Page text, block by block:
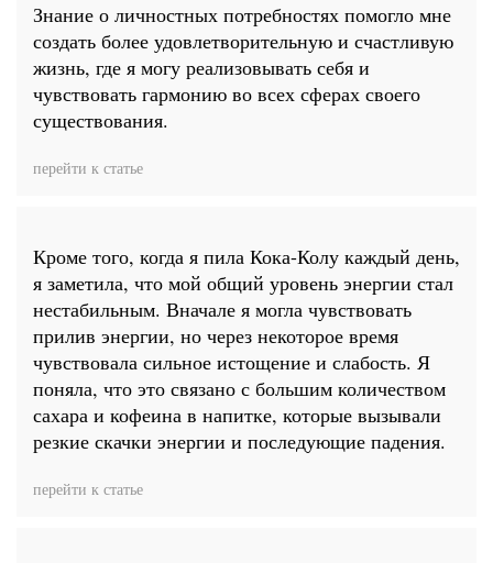
Знание о личностных потребностях помогло мне
создать более удовлетворительную и счастливую
жизнь, где я могу реализовывать себя и
чувствовать гармонию во всех сферах своего
существования.
перейти к статье
Кроме того, когда я пила Кока-Колу каждый день,
я заметила, что мой общий уровень энергии стал
нестабильным. Вначале я могла чувствовать
прилив энергии, но через некоторое время
чувствовала сильное истощение и слабость. Я
поняла, что это связано с большим количеством
сахара и кофеина в напитке, которые вызывали
резкие скачки энергии и последующие падения.
перейти к статье